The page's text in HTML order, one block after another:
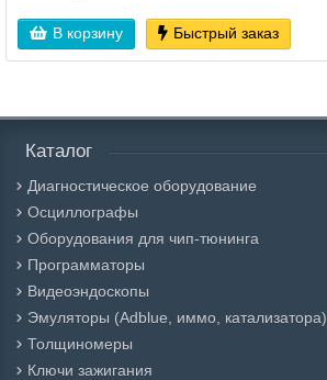
В корзину Быстрый заказ
Каталог
Диагностическое оборудование
Осциллографы
Оборудования для чип-тюнинга
Программаторы
Видеоэндоскопы
Эмуляторы (Adblue, иммо, катализатора)
Толщиномеры
Ключи зажигания